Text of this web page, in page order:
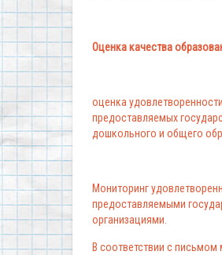
Оценка качества
оценка
предоставляемых
дошкольного и общего
Мониторинг
предоставляемыми
организациями.
В соответствии с